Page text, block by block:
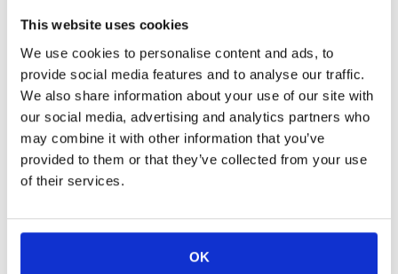
This website uses cookies
We use cookies to personalise content and ads, to
provide social media features and to analyse our traffic.
We also share information about your use of our site with
our social media, advertising and analytics partners who
may combine it with other information that you’ve
provided to them or that they’ve collected from your use
of their services.
OK
guardonatsDynamicTalkH
DynamicX2Share, el primer monitor retràctil
del mercat que integra un sistema de
distribució Full HD.
DynamicShare : Presentació de la taula
d’experiències
Una taula de conferències completa equipada